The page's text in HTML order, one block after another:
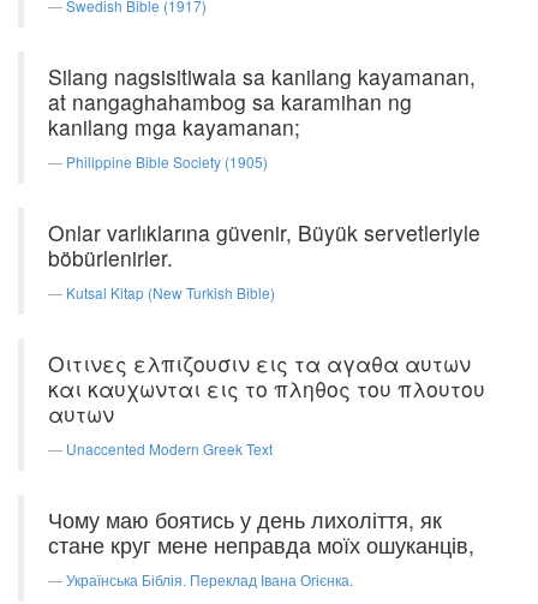
Swedish Bible (1917)
Silang nagsisitiwala sa kanilang kayamanan,
at nangaghahambog sa karamihan ng
kanilang mga kayamanan;
Philippine Bible Society (1905)
Onlar varlıklarına güvenir, Büyük servetleriyle
böbürlenirler.
Kutsal Kitap (New Turkish Bible)
Οιτινες ελπιζουσιν εις τα αγαθα αυτων
και καυχωνται εις το πληθος του πλουτου
αυτων
Unaccented Modern Greek Text
Чому маю боятись у день лихоліття, як
стане круг мене неправда моїх ошуканців,
Українська Біблія. Переклад Івана Огієнка.